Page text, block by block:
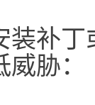
装补
胁：